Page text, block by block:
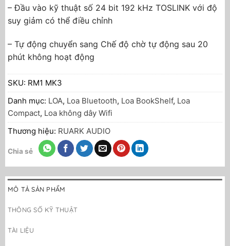
– Đầu vào kỹ thuật số 24 bit 192 kHz TOSLINK với độ
suy giảm có thể điều chỉnh
– Tự động chuyển sang Chế độ chờ tự động sau 20
phút không hoạt động
SKU: RM1 MK3
Danh mục: LOA, Loa Bluetooth, Loa BookShelf, Loa
Compact, Loa không dây Wifi
Thương hiệu: RUARK AUDIO
Chia sẻ
MÔ TẢ SẢN PHẨM
THÔNG SỐ KỸ THUẬT
TÀI LIỆU